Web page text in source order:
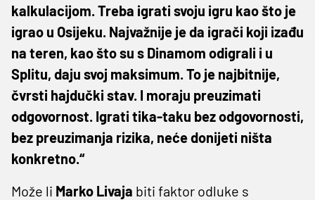
kalkulacijom. Treba igrati svoju igru kao što je
igrao u Osijeku. Najvažnije je da igrači koji izađu
na teren, kao što su s Dinamom odigrali i u
Splitu, daju svoj maksimum. To je najbitnije,
čvrsti hajdučki stav. I moraju preuzimati
odgovornost. Igrati tika-taku bez odgovornosti,
bez preuzimanja rizika, neće donijeti ništa
konkretno.“
Može li Marko Livaja biti faktor odluke s